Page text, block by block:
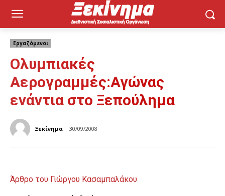
Εργαζόμενοι
Ολυμπιακές
Αερογραμμές:Αγώνας
ενάντια στο Ξεπούλημα
Ξεκίνημα 30/09/2008
Άρθρο του Γιώργου Κασαμπαλάκου